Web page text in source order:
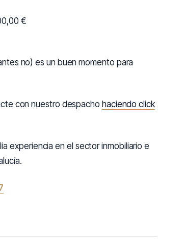
€
no) es un buen momento para
con nuestro despacho haciendo click
experiencia en el sector inmobiliario e